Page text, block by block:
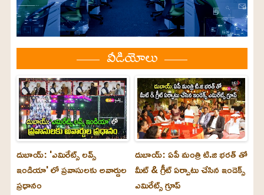
వీడియోలు
దుబాయ్: 'ఎమిరేట్స్ లవ్స్
ఇండియా' లో ప్రవాసులకు అవార్డుల
ప్రధానం
దుబాయ్: ఏపీ మంత్రి టి.జి భరత్ తో
మీట్ & గ్రీట్ ఏర్పాటు చేసిన ఇండెక్స్
ఎమిరేట్స్ గ్రూప్